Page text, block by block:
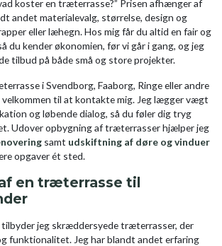
koster en træterrasse?” Prisen afhænger af
andet materialevalg, størrelse, design og
eller læhegn. Hos mig får du altid en fair og
du kender økonomien, før vi går i gang, og jeg
tilbud på både små og store projekter.
i Svendborg, Faaborg, Ringe eller andre
velkommen til at kontakte mig. Jeg lægger vægt
og løbende dialog, så du føler dig tryg
Udover opbygning af træterrasser hjælper jeg
samt udskiftning af døre og vinduer
opgaver ét sted.
en træterrasse til
jeg skræddersyede træterrasser, der
funktionalitet. Jeg har blandt andet erfaring